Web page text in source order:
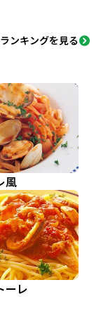
ンキングを見る
風
ーレ